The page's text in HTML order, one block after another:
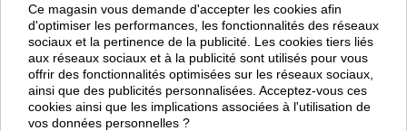
Satisfait ou remboursé jusqu'à 60 jours
NOUS PENSONS QUE CES ARTICLES
PEUVENT ÉGALEMENT VOUS INTÉRESSER
PROMOTION
-30%
Ce magasin vous demande d'accepter les cookies afin
d'optimiser les performances, les fonctionnalités des réseaux
sociaux et la pertinence de la publicité. Les cookies tiers liés
aux réseaux sociaux et à la publicité sont utilisés pour vous
offrir des fonctionnalités optimisées sur les réseaux sociaux,
ainsi que des publicités personnalisées. Acceptez-vous ces
cookies ainsi que les implications associées à l'utilisation de
vos données personnelles ?